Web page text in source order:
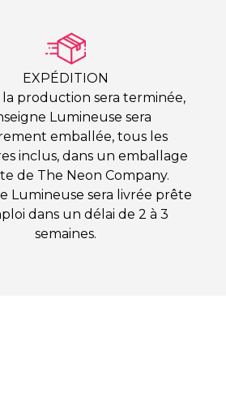
EXPÉDITION
la production sera terminée,
Lumineuse sera
emballée, tous les
inclus, dans un emballage
de The Neon Company.
Lumineuse sera livrée prête
dans un délai de 2 à 3
semaines.